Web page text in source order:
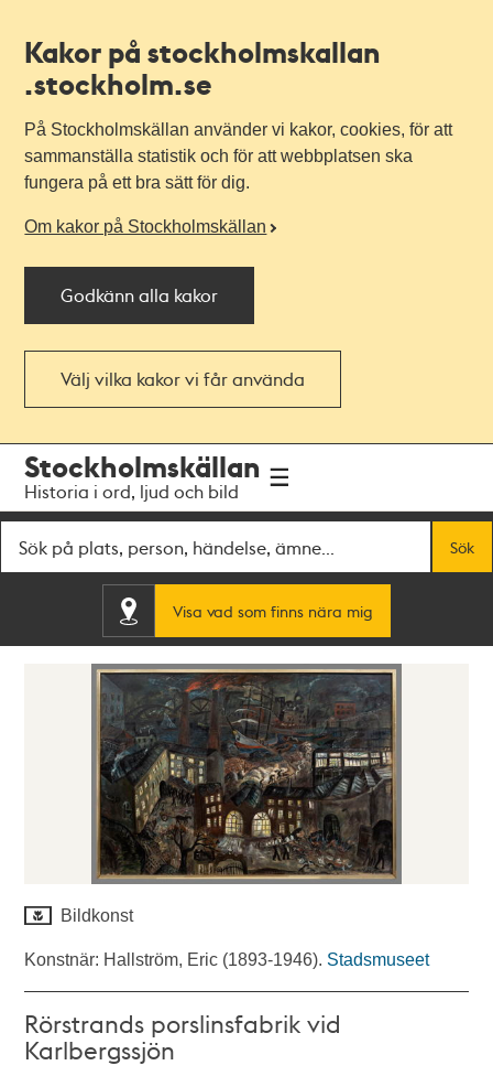
Kakor på stockholmskallan
.stockholm.se
På Stockholmskällan använder vi kakor, cookies, för att
sammanställa statistik och för att webbplatsen ska
fungera på ett bra sätt för dig.
Om kakor på Stockholmskällan
Godkänn alla kakor
Välj vilka kakor vi får använda
navigationen
huvudinnehållet
Stockholmskällan
Historia i ord, ljud och bild
Sök
Visa vad som finns nära mig
Bildkonst
Konstnär: Hallström, Eric (1893-1946). Stadsmuseet
Rörstrands porslinsfabrik vid
Karlbergssjön